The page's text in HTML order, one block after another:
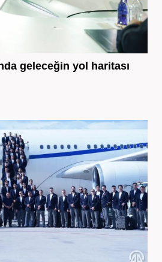
geleceğin yol haritası